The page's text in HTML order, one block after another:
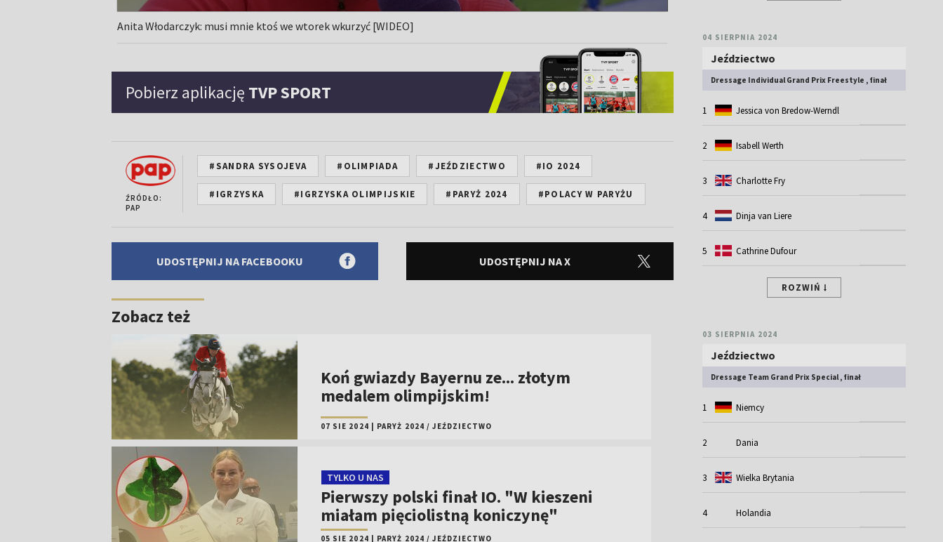
Anita Włodarczyk: musi mnie ktoś we wtorek wkurzyć [WIDEO]
Pobierz aplikację TVP SPORT
ŹRÓDŁO:
PAP
#SANDRA SYSOJEVA #OLIMPIADA #JEŹDZIECTWO #IO 2024
#IGRZYSKA #IGRZYSKA OLIMPIJSKIE #PARYŻ 2024 #POLACY W PARYŻU
UDOSTĘPNIJ NA FACEBOOKU UDOSTĘPNIJ NA X
Zobacz też
Koń gwiazdy Bayernu ze... złotym
medalem olimpijskim!
07 SIE 2024 PARYŻ 2024 / JEŹDZIECTWO
TYLKO U NAS
Pierwszy polski finał IO. "W kieszeni
miałam pięciolistną koniczynę"
05 SIE 2024 PARYŻ 2024 / JEŹDZIECTWO
04 SIERPNIA 2024
Jeździectwo
Dressage Individual Grand Prix Freestyle , finał
1 Jessica von Bredow-Werndl
2 Isabell Werth
3 Charlotte Fry
4 Dinja van Liere
5 Cathrine Dufour
ROZWIŃ
03 SIERPNIA 2024
Jeździectwo
Dressage Team Grand Prix Special , finał
1 Niemcy
2 Dania
3 Wielka Brytania
4 Holandia